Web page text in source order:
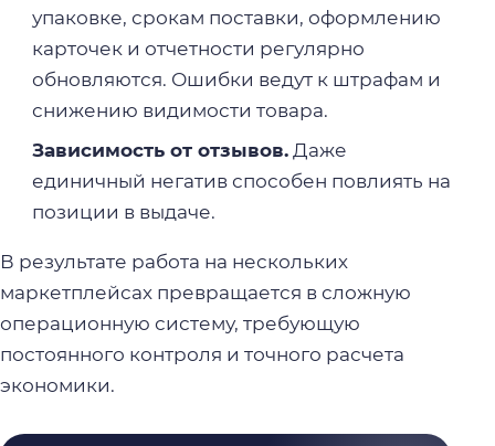
упаковке, срокам поставки, оформлению
карточек и отчетности регулярно
обновляются. Ошибки ведут к штрафам и
снижению видимости товара.
Зависимость от отзывов.Даже
единичный негатив способен повлиять на
позиции в выдаче.
В результате работа на нескольких
маркетплейсах превращается в сложную
операционную систему, требующую
постоянного контроля и точного расчета
экономики.